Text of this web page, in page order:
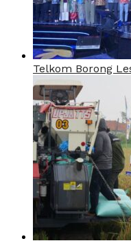
Telkom Borong